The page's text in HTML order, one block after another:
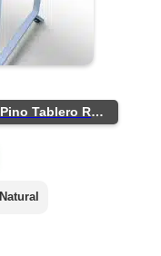
Barra Desayunadora Móvil Con Pino Tablero Rústico
Natural